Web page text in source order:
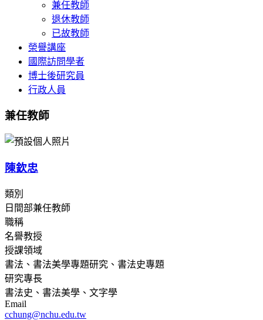
兼任教師
退休教師
已故教師
榮譽講座
國際訪問學者
博士後研究員
行政人員
兼任教師
陳欽忠
類別
日間部兼任教師
職稱
名譽教授
授課領域
書法、書法美學專題研究、書法史專題
研究專長
書法史、書法美學、文字學
Email
cchung@nchu.edu.tw